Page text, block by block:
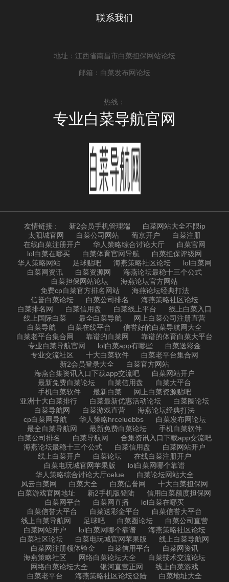
联系我们
地址：江西省南昌市白菜担保网站论坛
邮箱：白菜发布网论坛
热线：
专业白菜导航官网
友情链接 : 新2会员手机管理端
白菜网站大全不限ip
太阳城官网
白菜公司网站 葡京开户
白菜注册
在线白菜注册开户
华人策略综合讨论大厅
白菜官网
lol白菜在哪买
白菜体育官网导航
白菜担保评级网
华人策略网站
足球贴吧 海燕策略社区论坛
lol白菜网
白菜网资讯
白菜资源网
海燕论坛最稳十三个公式
白菜担保网站论坛
海燕论坛官方网站
免费cp白菜官方排名网站
海燕论坛经典打法
信誉白菜论坛
白菜公司排名
海燕策略社区论坛
白菜排名网
白菜信用盘 白菜线上平台
线上白菜入口
线上国际白菜
最全白菜导航
网上白菜公司注册直营
白菜导航
白菜在线平台
信誉好的白菜导航网大全
白菜老平台集合网
靠谱的白菜网
靠谱的体育白菜大平台
专业白菜导航官网
lol白菜app有哪些
白菜送彩金
专业交流社区
十大白菜软件
白菜老平台集合网
新2会员登录大全
白菜官方网站
海燕合集资讯入口下载app交流吧
白菜网站开户
最新免费白菜论坛
白菜信用盘
白菜大平台
手机白菜软件
最新白菜
网上白菜资源贴吧
亚洲十大白菜排行
白菜最新优惠活动论坛
白菜圈论坛
白菜导航网
白菜游戏直营
海燕论坛经典打法
cp白菜网导航
华人策略hrceluebbs
白菜发布网论坛
最全白菜导航网
最新免费白菜论坛
手机白菜软件
白菜公司排名
白菜导航网
合集资讯入口下载app交流吧
海燕论坛最稳十三个公式
白菜信用盘
白菜网站开户
线上白菜开户
白菜论坛
在线白菜注册开户
白菜电玩城官网苹果版
lol白菜网哪个靠谱
华人策略综合讨论大厅celue
白菜论坛网站大全
风云白菜网
白菜大全 白菜信誉网
十大白菜担保网
白菜游戏官网地址
新2手机版登陆
信用白菜额度担保网
白菜网平台
白菜网直播
lol白菜在哪买
白菜信誉大平台
白菜送彩金平台
白菜信誉大平台
线上白菜导航网
足球吧 白菜圈论坛
白菜公司直营
白菜网站开户
lol白菜网哪个靠谱
海燕策略社区论坛
白菜社区论坛
白菜电玩城官网苹果版
线上白菜导航网
白菜网注册领体验金
白菜信用平台
白菜网资讯
海燕策略社区
网络白菜论坛大全
白菜技术交流论坛
网络白菜论坛大全
银河直营正网
线上白菜游戏
白菜老平台
海燕策略社区论坛登陆
白菜地址大全